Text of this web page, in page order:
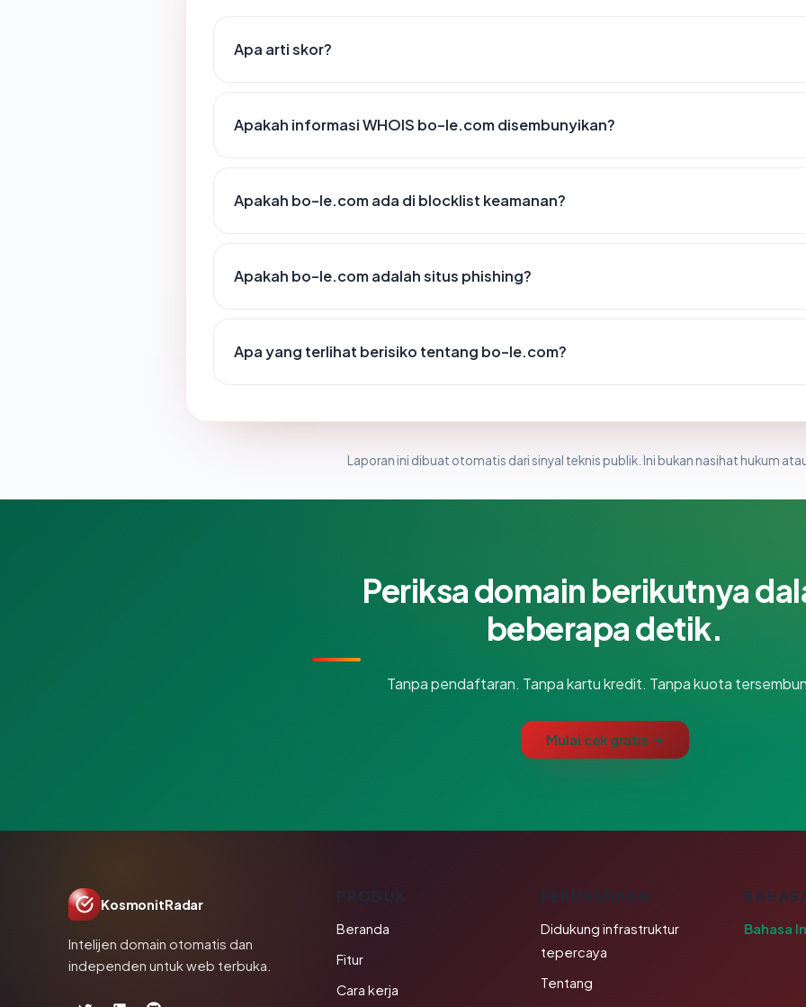
Apa arti skor?
Apakah informasi WHOIS bo-le.com disembunyikan?
Apakah bo-le.com ada di blocklist keamanan?
Apakah bo-le.com adalah situs phishing?
Apa yang terlihat berisiko tentang bo-le.com?
Laporan ini dibuat otomatis dari sinyal teknis publik. Ini bukan nasihat hukum
Periksa domain berikutnya
beberapa detik.
Tanpa pendaftaran. Tanpa kartu kredit. Tanpa kuota
Mulai cek gratis →
KosmonitRadar
Intelijen domain otomatis dan
independen untuk web terbuka.
Beranda
Fitur
Cara kerja
PERUSAHAAN
Didukung infrastruktur
tepercaya
Tentang
Bahasa